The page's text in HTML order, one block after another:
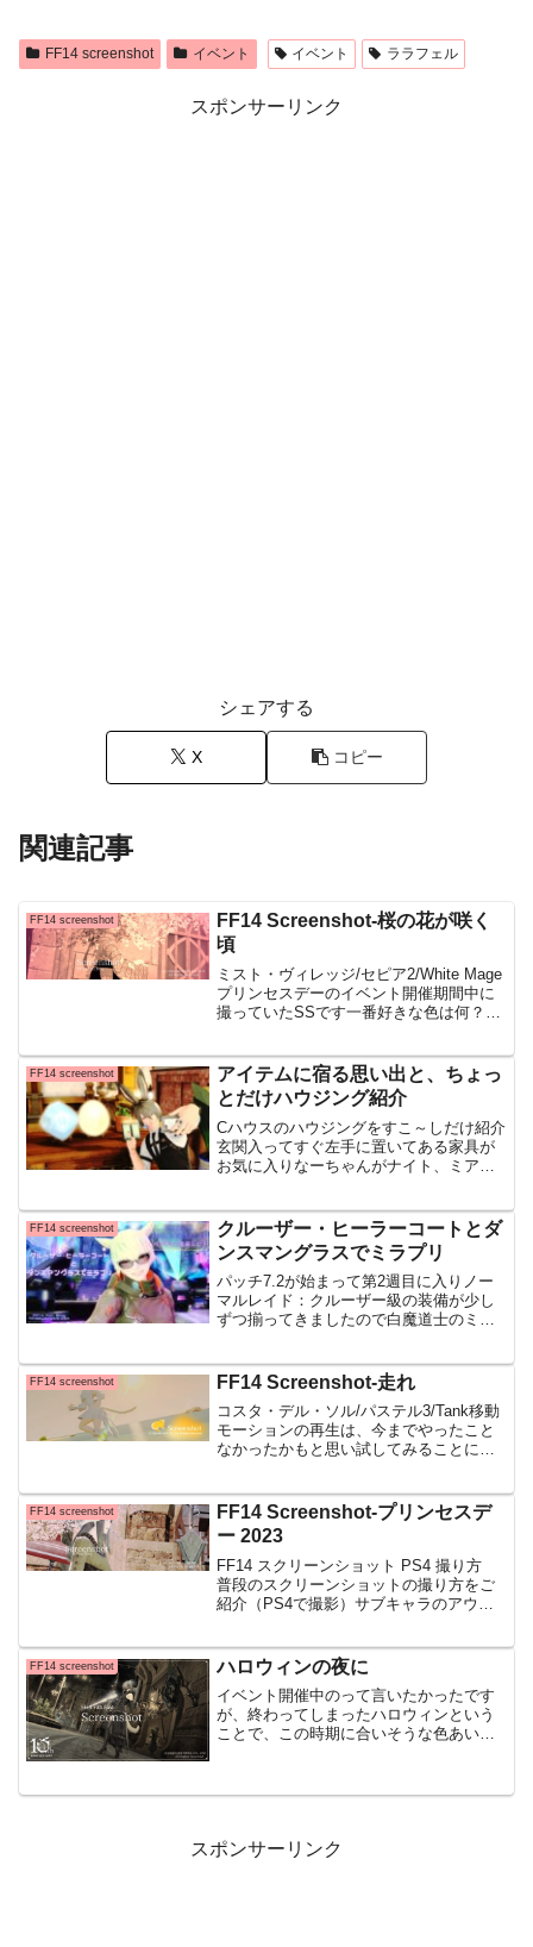
FF14 screenshot イベント イベント ララフェル
スポンサーリンク
シェアする
X コピー
関連記事
FF14 screenshot
FF14 Screenshot-桜の花が咲く
頃
ミスト・ヴィレッジ/セピア2/White Mage
プリンセスデーのイベント開催期間中に
撮っていたSSです一番好きな色は何？っ
す昔は青色しか嫌だっていうぐらい、青
が大好き...
FF14 screenshot
アイテムに宿る思い出と、ちょっ
とだけハウジング紹介
Cハウスのハウジングをすこ～しだけ紹介
玄関入ってすぐ左手に置いてある家具が
お気に入りなーちゃんがナイト、ミアが
レットで記録するで、二つのオブジェと
一緒に自分を記録しよう
FF14 screenshot
クルーザー・ヒーラーコートとダ
ンスマングラスでミラプリ
パッチ7.2が始まって第2週目に入りノー
マルレイド：クルーザー級の装備が少し
ずつ揃ってきましたので白魔道士のミラ
前）/標準/White mage※撮影場所/カラー
FF14 screenshot FF14 Screenshot-走れ
コスタ・デル・ソル/パステル3/Tank移動
モーションの再生は、今までやったこと
なかったかもと思い試してみることに何
何気ない風景も、モーションを付けると
何だかドラマチ...
FF14 screenshot
FF14 Screenshot-プリンセスデ
ー 2023
FF14 スクリーンショット PS4 撮り方
普段のスクリーンショットの撮り方をご
紹介（PS4で撮影）サブキャラのアウラ
Mage わたしのアウラ
FF14 screenshot ハロウィンの夜に
イベント開催中のって言いたかったです
が、終わってしまったハロウィンという
ことで、この時期に合いそうな色あいを
視/Blue Mage毎年言ってるかな、この時
スポンサーリンク